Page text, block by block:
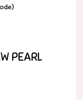
PEARL